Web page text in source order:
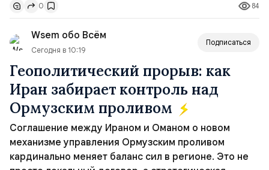
„исключительно оборонительной страны“ и выносит
вопрос о собственном ядерном вооружении на
всеобщее обозрение, одновреме...
0 84
Wsem обо Всём
Сегодня в 10:19
Подписаться
Геополитический прорыв: как
Иран забирает контроль над
Ормузским проливом
Соглашение между Ираном и Оманом о новом
механизме управления Ормузским проливом
кардинально меняет баланс сил в регионе. Это не